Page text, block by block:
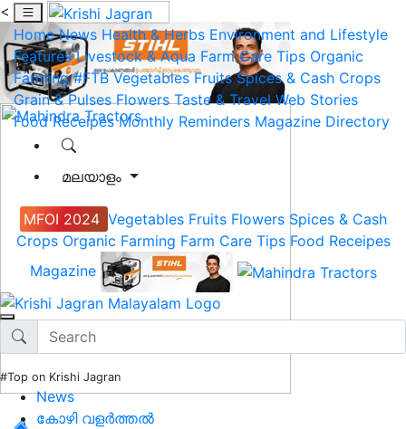
<
Home News Health & Herbs Environment and Lifestyle
Features Livestock & Aqua Farm Care Tips Organic
Farming #FTB Vegetables Fruits Spices & Cash Crops
Grain & Pulses Flowers Taste & Travel Web Stories
Food Receipes Monthly Reminders Magazine Directory
മലയാളം
MFOI 2024 Vegetables Fruits Flowers Spices & Cash
Crops Organic Farming Farm Care Tips Food Receipes
Magazine
#Top on Krishi Jagran
News
കോഴി വളർത്തൽ